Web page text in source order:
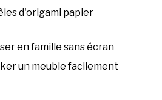
d'origami papier
en famille sans écran
un meuble facilement